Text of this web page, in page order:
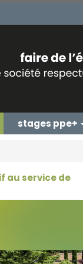
stages ppe+
au service de